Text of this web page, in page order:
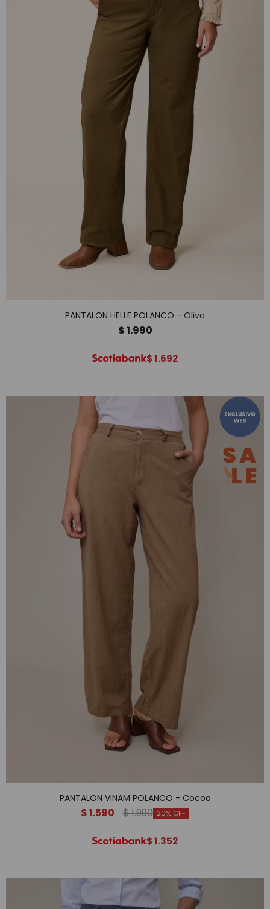
PANTALON HELLE POLANCO - Oliva
$1.990
$1.692
PANTALON VINAM POLANCO - Cocoa
$1.590 $1.990 20
$1.352